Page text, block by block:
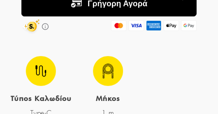
Τύπος Καλωδίου Μήκος